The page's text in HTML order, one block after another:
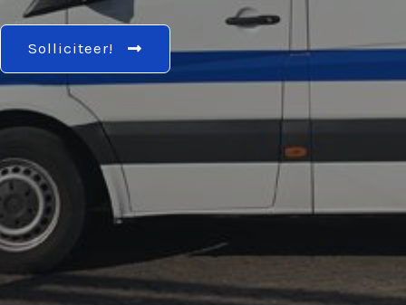
Solliciteer!